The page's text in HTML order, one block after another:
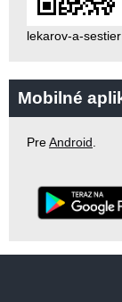
lekarov-a-sestier
Mobilné
PreAndroid